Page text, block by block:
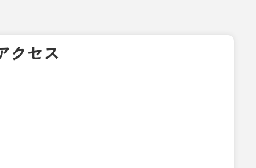
クセス